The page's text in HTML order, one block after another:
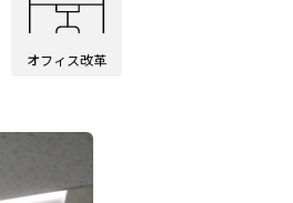
オフィス改革